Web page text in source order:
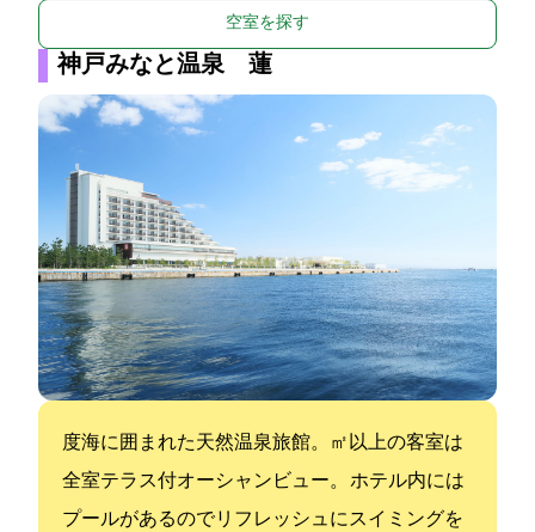
空室を探す
神戸みなと温泉 蓮
270度海に囲まれた天然温泉旅館。60㎡以上の客室は
全室テラス付オーシャンビュー。 ホテル内には
プールがあるのでリフレッシュにスイミングを